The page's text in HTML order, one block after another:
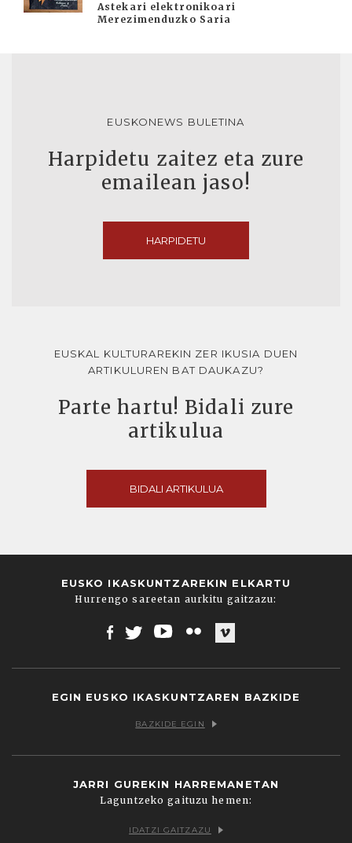
Astekari elektronikoari
Merezimenduzko Saria
EUSKONEWS BULETINA
Harpidetu zaitez eta zure
emailean jaso!
HARPIDETU
EUSKAL KULTURAREKIN ZER IKUSIA DUEN
ARTIKULUREN BAT DAUKAZU?
Parte hartu! Bidali zure
artikulua
BIDALI ARTIKULUA
EUSKO IKASKUNTZAREKIN ELKARTU
Hurrengo sareetan aurkitu gaitzazu:
EGIN EUSKO IKASKUNTZAREN BAZKIDE
BAZKIDE EGIN
JARRI GUREKIN HARREMANETAN
Laguntzeko gaituzu hemen:
IDATZI GAITZAZU